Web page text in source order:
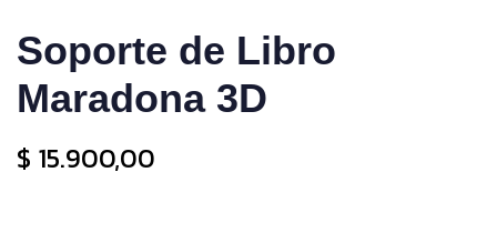
Soporte de Libro
Maradona 3D
$ 15.900,00